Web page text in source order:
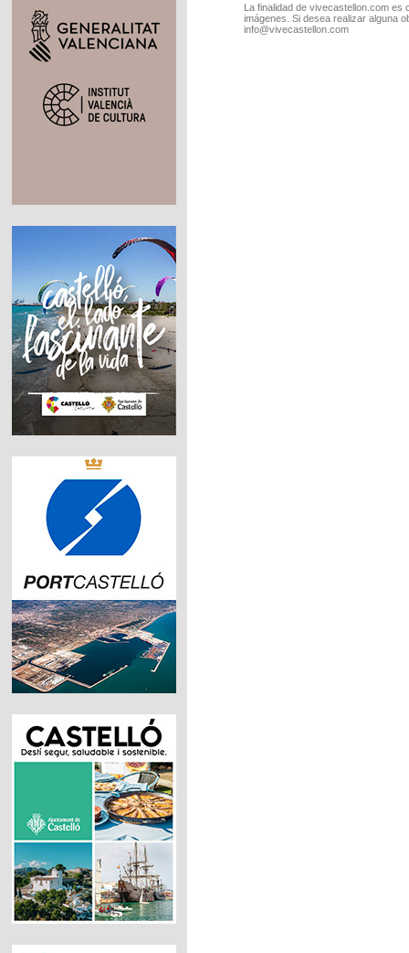
La finalidad de vivecastellon.com
imágenes. Si desea realizar alguna
info@vivecastellon.com